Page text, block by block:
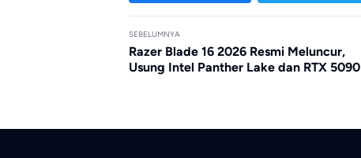
SEBELUMNYA
Razer Blade 16 2026 Resmi Meluncur,
Usung Intel Panther Lake dan RTX 5090